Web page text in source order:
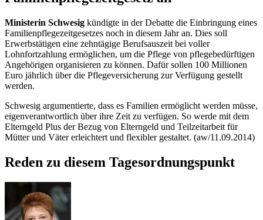
Ministerin Schwesig kündigte in der Debatte die Einbringung eines
Familienpflegezeitgesetzes noch in diesem Jahr an. Dies soll
Erwerbstätigen eine zehntägige Berufsauszeit bei voller
Lohnfortzahlung ermöglichen, um die Pflege von pflegebedürftigen
Angehörigen organisieren zu können. Dafür sollen 100 Millionen
Euro jährlich über die Pflegeversicherung zur Verfügung gestellt
werden.
Schwesig argumentierte, dass es Familien ermöglicht werden müsse,
eigenverantwortlich über ihre Zeit zu verfügen. So werde mit dem
Elterngeld Plus der Bezug von Elterngeld und Teilzeitarbeit für
Mütter und Väter erleichtert und flexibler gestaltet. (aw/11.09.2014)
Reden zu diesem Tagesordnungspunkt